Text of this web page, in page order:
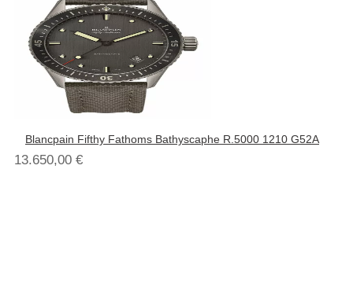
Blancpain Fifthy Fathoms Bathyscaphe R.5000 1210 G52A
13.650,00 €